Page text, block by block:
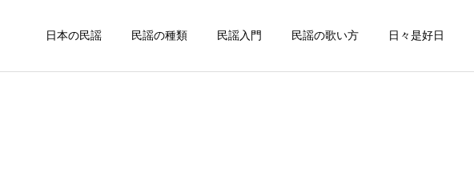
日本の民謡 民謡の種類 民謡入門 民謡の歌い方 日々是好日